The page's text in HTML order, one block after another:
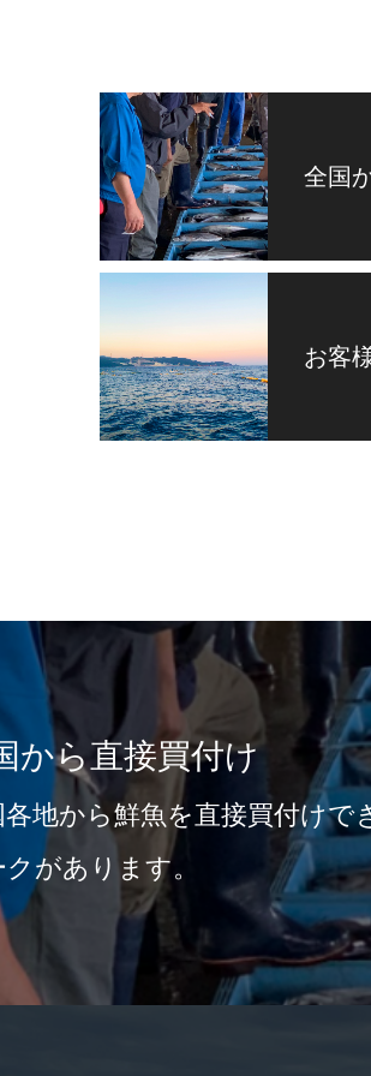
全国
お客
ら直接買付け
地から鮮魚を直接買付けで
があります。